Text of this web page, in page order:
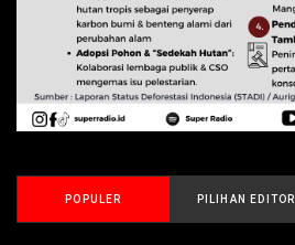
POPULER PILIHAN EDITOR